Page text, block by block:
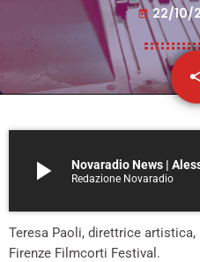
today 22/10/
play_arrow Redazione Novaradio
Teresa Paoli, direttrice artistica,
Firenze Filmcorti Festival.